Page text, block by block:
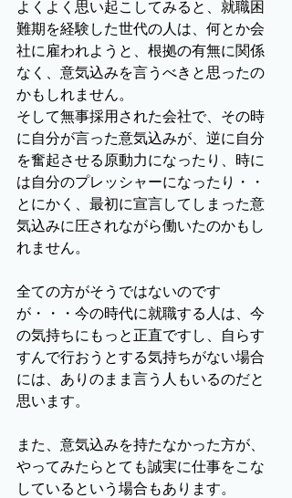
よくよく思い起こしてみると、就職困
難期を経験した世代の人は、何とか会
社に雇われようと、根拠の有無に関係
なく、意気込みを言うべきと思ったの
かもしれません。
そして無事採用された会社で、その時
に自分が言った意気込みが、逆に自分
を奮起させる原動力になったり、時に
は自分のプレッシャーになったり・・
とにかく、最初に宣言してしまった意
気込みに圧されながら働いたのかもし
れません。
全ての方がそうではないのです
が・・・今の時代に就職する人は、今
の気持ちにもっと正直ですし、自らす
すんで行おうとする気持ちがない場合
には、ありのまま言う人もいるのだと
思います。
また、意気込みを持たなかった方が、
やってみたらとても誠実に仕事をこな
しているという場合もあります。